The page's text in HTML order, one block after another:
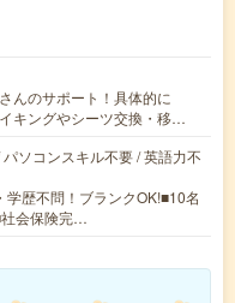
んのサポート！具体的に
キングやシーツ交換・移…
ソコンスキル不要 / 英語力不
歴不問！ブランクOK!■10名
社会保険完…